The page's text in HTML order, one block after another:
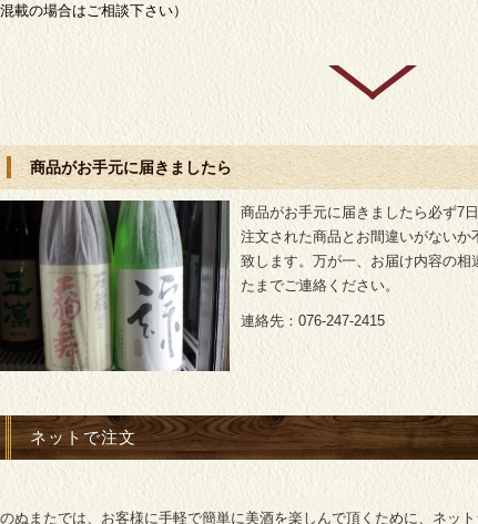
混載の場合はご相談下さい）
商品がお手元に届きましたら
商品がお手元に届きましたら必ず7
注文された商品とお間違いがない
致します。万が一、お届け内容の
たまでご連絡ください。
連絡先：076-247-2415
ネットで注文
ぬまたでは、お客様に手軽で簡単に美酒を楽しんで頂くために、ネッ